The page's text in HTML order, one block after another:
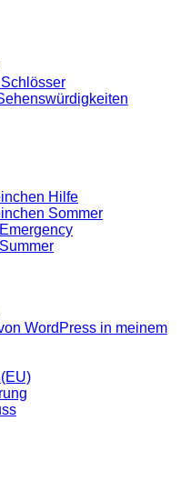
Hilfe
Sommer
WordPress in meinem